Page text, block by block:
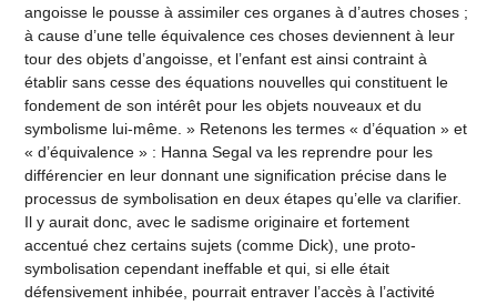
angoisse le pousse à assimiler ces organes à d’autres choses ;
à cause d’une telle équivalence ces choses deviennent à leur
tour des objets d’angoisse, et l’enfant est ainsi contraint à
établir sans cesse des équations nouvelles qui constituent le
fondement de son intérêt pour les objets nouveaux et du
symbolisme lui-même. » Retenons les termes « d’équation » et
« d’équivalence » : Hanna Segal va les reprendre pour les
différencier en leur donnant une signification précise dans le
processus de symbolisation en deux étapes qu’elle va clarifier.
Il y aurait donc, avec le sadisme originaire et fortement
accentué chez certains sujets (comme Dick), une proto-
symbolisation cependant ineffable et qui, si elle était
défensivement inhibée, pourrait entraver l’accès à l’activité